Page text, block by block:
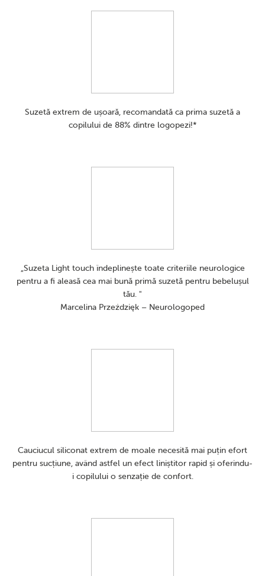
Suzetă extrem de ușoară, recomandată ca prima suzetă a
copilului de 88% dintre logopezi!*
„Suzeta Light touch îndeplinește toate criteriile neurologice
pentru a fi aleasă cea mai bună primă suzetă pentru bebelușul
tău. "
Marcelina Przeździęk – Neurologoped
Cauciucul siliconat extrem de moale necesită mai puțin efort
pentru sucțiune, având astfel un efect liniștitor rapid și oferindu-
i copilului o senzație de confort.